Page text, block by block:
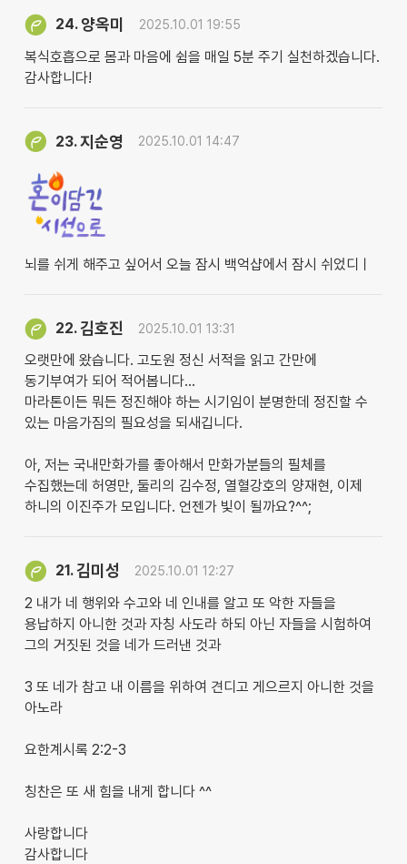
24.양옥미 2025.10.01 19:55
복식호흡으로 몸과 마음에 쉼을 매일 5분 주기 실천하겠습니다.
감사합니다!
23.지순영 2025.10.01 14:47
뇌를 쉬게 해주고 싶어서 오늘 잠시 백억샵에서 잠시 쉬었디ㅣ
22.김호진 2025.10.01 13:31
오랫만에 왔습니다. 고도원 정신 서적을 읽고 간만에
동기부여가 되어 적어봅니다...
마라톤이든 뭐든 정진해야 하는 시기임이 분명한데 정진할 수
있는 마음가짐의 필요성을 되새깁니다.
아, 저는 국내만화가를 좋아해서 만화가분들의 필체를
수집했는데 허영만, 둘리의 김수정, 열혈강호의 양재현, 이제
하니의 이진주가 모입니다. 언젠가 빛이 될까요?^^;
21.김미성 2025.10.01 12:27
2 내가 네 행위와 수고와 네 인내를 알고 또 악한 자들을
용납하지 아니한 것과 자칭 사도라 하되 아닌 자들을 시험하여
그의 거짓된 것을 네가 드러낸 것과
3 또 네가 참고 내 이름을 위하여 견디고 게으르지 아니한 것을
아노라
요한계시록 2:2-3
칭찬은 또 새 힘을 내게 합니다 ^^
사랑합니다
감사합니다